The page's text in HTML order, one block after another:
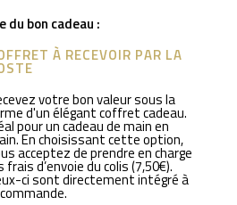
du bon cadeau :
À RECEVOIR PAR LA
votre bon valeur sous la
d'un élégant coffret cadeau.
pour un cadeau de main en
En choisissant cette option,
acceptez de prendre en charge
frais d’envoie du colis (7,50€).
ci sont directement intégré à